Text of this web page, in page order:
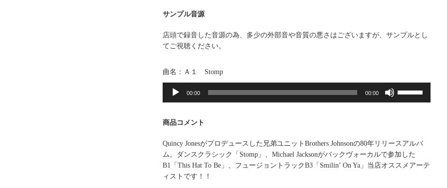
サンプル音源
店頭で録音した音源の為、多少の外部音や音質の悪さはございますが、サンプルとし
てご視聴ください。
曲名：Ａ１ Stomp
音
プ
ー
ー
00:00 00:00
調
節
に
商品コメント
Quincy Jonesがプロデュースした兄弟ユニットBrothers Johnsonの80年リリースアルバ
ム。ダンスクラシック「Stomp」、Michael Jacksonがバックヴォーカルで参加した
B1「This Hat To Be」、フュージョントラックB3「Smilin’ On Ya」当店オススメアーテ
ィストです！！